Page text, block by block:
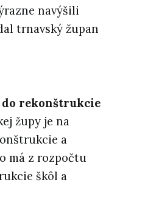
navýšili
trnavský župan
rekonštrukcie
župy je na
a
má z rozpočtu
škôl a